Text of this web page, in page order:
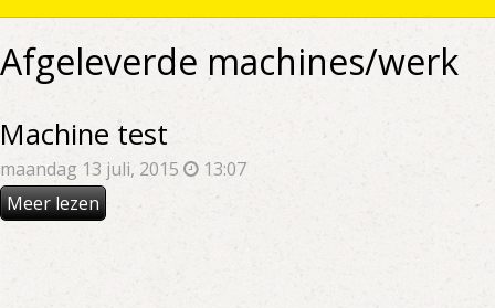
Afgeleverde machines/werk
Machine test
maandag 13 juli, 2015
13:07
Meer lezen